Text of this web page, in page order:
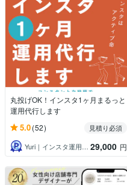
丸投げOK！インスタ1ヶ月まるっと
運用代行します
5.0(52)
見積り必須
Yuri｜インスタ運用・WEBデザイン 29,000 円